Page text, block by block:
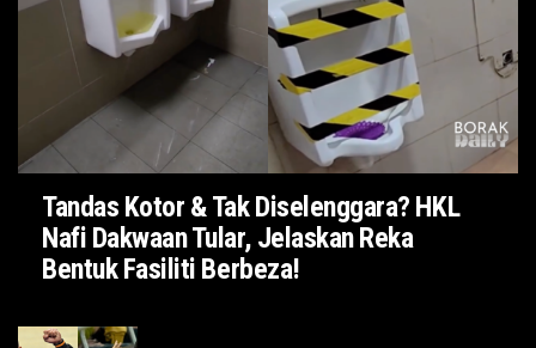
Tandas Kotor & Tak Diselenggara? HKL
Nafi Dakwaan Tular, Jelaskan Reka
Bentuk Fasiliti Berbeza!